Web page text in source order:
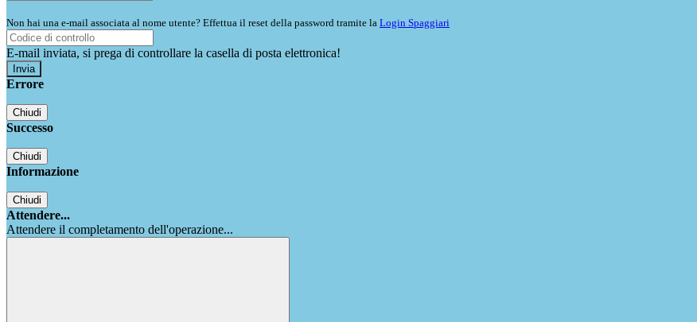
Non hai una e-mail associata al nome utente? Effettua il reset della password tramite la Login Spaggiari
E-mail inviata, si prega di controllare la casella di posta elettronica!
Errore
Chiudi
Successo
Chiudi
Informazione
Chiudi
Attendere...
Attendere il completamento dell'operazione...